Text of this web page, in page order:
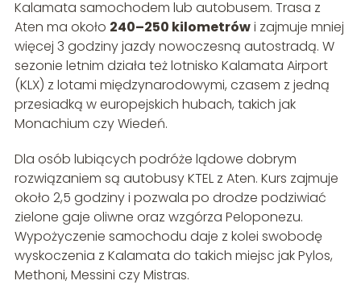
Kalamata samochodem lub autobusem. Trasa z
Aten ma około 240–250 kilometrówi zajmuje mniej
więcej 3 godziny jazdy nowoczesną autostradą. W
sezonie letnim działa też lotnisko Kalamata Airport
(KLX) z lotami międzynarodowymi, czasem z jedną
przesiadką w europejskich hubach, takich jak
Monachium czy Wiedeń.
Dla osób lubiących podróże lądowe dobrym
rozwiązaniem są autobusy KTEL z Aten. Kurs zajmuje
około 2,5 godziny i pozwala po drodze podziwiać
zielone gaje oliwne oraz wzgórza Peloponezu.
Wypożyczenie samochodu daje z kolei swobodę
wyskoczenia z Kalamata do takich miejsc jak Pylos,
Methoni, Messini czy Mistras.